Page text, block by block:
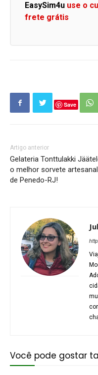
EasySim4u use o
frete grátis
Save
Artigo anterior
Gelateria Tonttulakki
o melhor sorvete artesanal
de Penedo-RJ!
Você pode gostar